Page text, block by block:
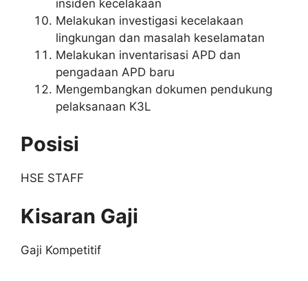
insiden kecelakaan
Melakukan investigasi kecelakaan
lingkungan dan masalah keselamatan
Melakukan inventarisasi APD dan
pengadaan APD baru
Mengembangkan dokumen pendukung
pelaksanaan K3L
Posisi
HSE STAFF
Kisaran Gaji
Gaji Kompetitif